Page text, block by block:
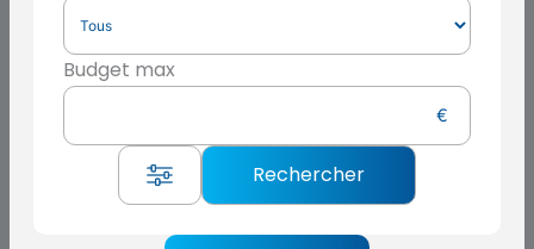
Budget max